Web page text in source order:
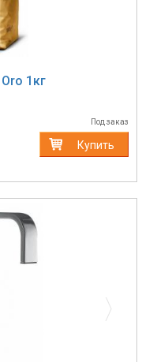
1кг
Под заказ
Купить